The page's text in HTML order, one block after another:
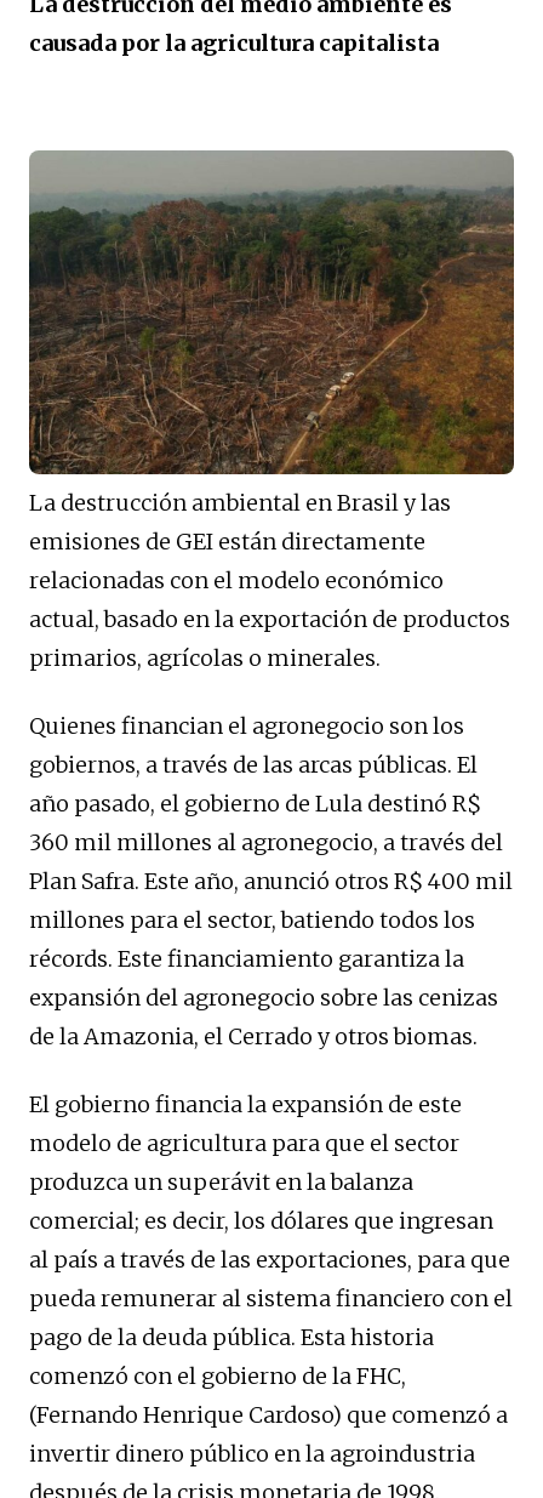
causada por la agricultura capitalista
La destrucción ambiental en Brasil y las
emisiones de GEI están directamente
relacionadas con el modelo económico
actual, basado en la exportación de productos
primarios, agrícolas o minerales.
Quienes financian el agronegocio son los
gobiernos, a través de las arcas públicas. El
año pasado, el gobierno de Lula destinó R$
360 mil millones al agronegocio, a través del
Plan Safra. Este año, anunció otros R$ 400 mil
millones para el sector, batiendo todos los
récords. Este financiamiento garantiza la
expansión del agronegocio sobre las cenizas
de la Amazonia, el Cerrado y otros biomas.
El gobierno financia la expansión de este
modelo de agricultura para que el sector
produzca un superávit en la balanza
comercial; es decir, los dólares que ingresan
al país a través de las exportaciones, para que
pueda remunerar al sistema financiero con el
pago de la deuda pública. Esta historia
comenzó con el gobierno de la FHC,
(Fernando Henrique Cardoso) que comenzó a
invertir dinero público en la agroindustria
después de la crisis monetaria de 1998.